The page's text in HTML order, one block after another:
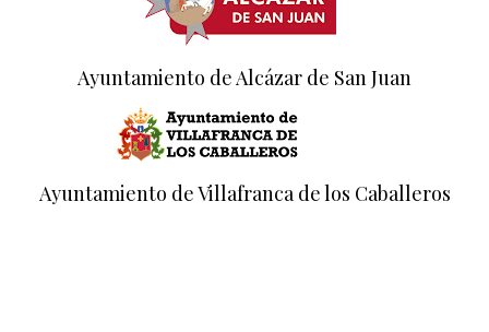
Ayuntamiento de Alcázar de San Juan
Ayuntamiento de Villafranca de los Caballeros